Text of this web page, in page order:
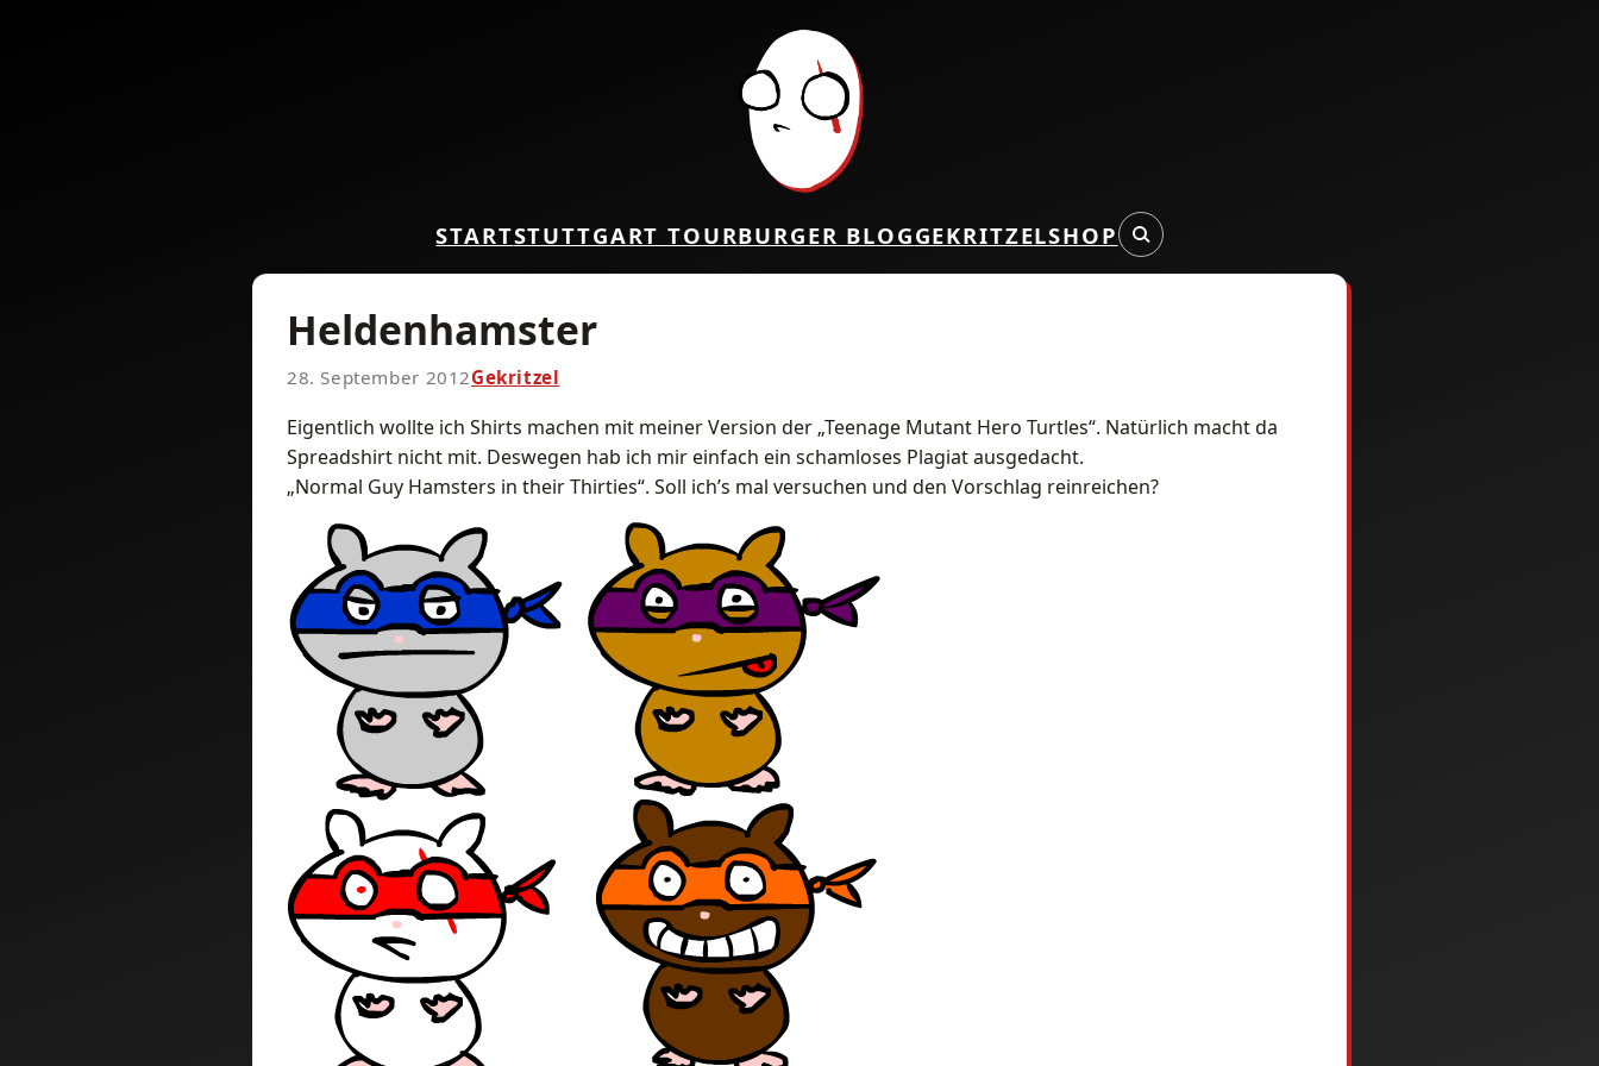
STARTSTUTTGART TOURBURGER BLOGGEKRITZELSHOP
Heldenhamster
28. September 2012Gekritzel
Eigentlich wollte ich Shirts machen mit meiner Version der „Teenage Mutant Hero Turtles“. Natürlich macht da
Spreadshirt nicht mit. Deswegen hab ich mir einfach ein schamloses Plagiat ausgedacht.
„Normal Guy Hamsters in their Thirties“. Soll ich’s mal versuchen und den Vorschlag reinreichen?